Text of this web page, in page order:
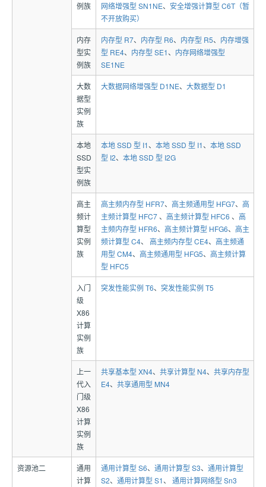
例族
网络增强型 SN1NE、 安全增强计算型 C6T（暂
不开放购买）
内存
型实
例族
内存型 R7、 内存型 R6、 内存型 R5、 内存增强
型 RE4、 内存型 SE1、 内存网络增强型
SE1NE
大数
据型
实例
族
大数据网络增强型 D1NE、 大数据型 D1
本地
SSD
型实
例族
本地 SSD 型 I1、 本地 SSD 型 I1、 本地 SSD
型 I2、 本地 SSD 型 I2G
高主
频计
算型
实例
族
高主频内存型 HFR7、 高主频通用型 HFG7、 高
主频计算型 HFC7、 高主频计算型 HFC6 、 高
主频内存型 HFR6、 高主频计算型 HFG6、 高主
频计算型 C4、 高主频内存型 CE4、 高主频通
用型 CM4、 高主频通用型 HFG5、 高主频计算
型 HFC5
入门
级
X86
计算
实例
族
突发性能实例 T6、 突发性能实例 T5
上一
代入
门级
X86
计算
实例
族
共享基本型 XN4、 共享计算型 N4、 共享内存型
E4、 共享通用型 MN4
资源池二
通用
计算
通用计算型 S6、 通用计算型 S3、 通用计算型
S2、 通用计算型 S1、 通用计算网络型 Sn3